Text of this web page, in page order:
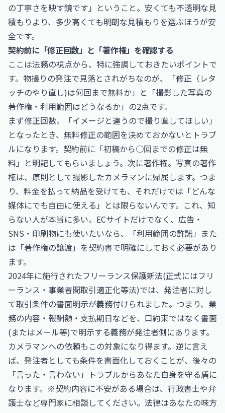
の丁寧さを映す鏡です」ということ。安くても不透明な見
積もりより、多少高くても明朗な見積もりを選ぶほうが安
全です。
契約前に「修正回数」と「著作権」を確認する
ここは法務の視点から、特に強調しておきたいポイントで
す。物撮りの発注で見落とされがちなのが、「修正（レタ
ッチのやり直し)は何回まで無料か」と「撮影した写真の
著作権・利用範囲はどうなるか」の2点です。
まず修正回数。「イメージと違うので撮り直してほしい」
となったとき、無料修正の範囲を決めておかないとトラブ
ルになります。契約前に「初稿から○回までの修正は無
料」と明記してもらいましょう。次に著作権。写真の著作
権は、原則として撮影したカメラマンに帰属します。つま
り、料金を払って納品を受けても、それだけでは「どんな
媒体にでも自由に使える」とは限らないんです。これ、知
らない人が本当に多い。ECサイトだけでなく、広告・
SNS・印刷物にも使いたいなら、「利用範囲の許諾」また
は「著作権の譲渡」を契約書で明確にしておく必要があり
ます。
2024年に施行されたフリーランス保護新法(正式にはフリ
ーランス・事業者間取引適正化等法)では、発注者に対し
て取引条件の書面明示が義務付けられました。つまり、業
務の内容・報酬額・支払期日などを、口約束ではなく書面
(またはメール等)で明示する義務が発注者側にあります。
カメラマンへの依頼もこの対象になり得ます。逆に言え
ば、発注者としても条件を書面化しておくことが、後々の
「言った・言わない」トラブルからあなた自身を守る盾に
なります。※契約内容に不安がある場合は、行政書士や弁
護士など専門家に相談してください。法律はあなたの味方